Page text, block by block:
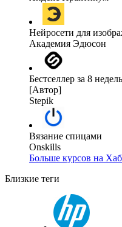
Нейросети для
Академия Эдюсон
Бестселлер за 8
[Автор]
Stepik
Вязание спицами
Onskills
Больше курсов на
Близкие теги